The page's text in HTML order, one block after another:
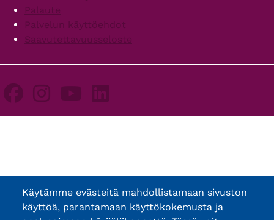
Palaute
Palvelun käyttöehdot
Saavutettavuusseloste
Käytämme evästeitä mahdollistamaan sivuston
käyttöä, parantamaan käyttökokemusta ja